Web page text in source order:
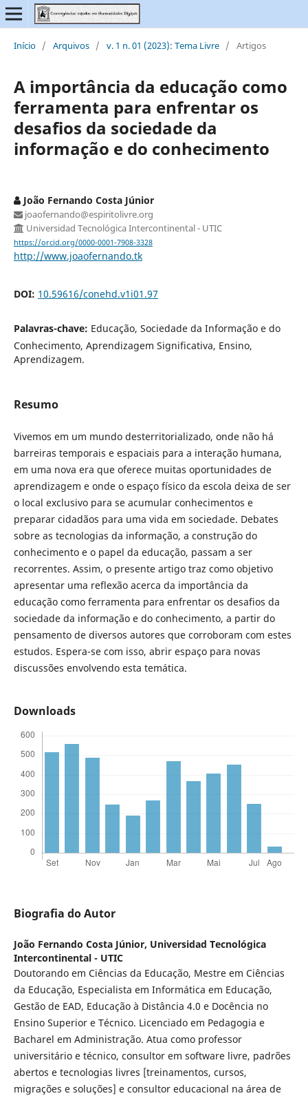
Início / Arquivos / v. 1 n. 01 (2023): Tema Livre / Artigos
A importância da educação como
ferramenta para enfrentar os
desafios da sociedade da
informação e do conhecimento
João Fernando Costa Júnior
joaofernando@espiritolivre.org
Universidad Tecnológica Intercontinental - UTIC
https://orcid.org/0000-0001-7908-3328
http://www.joaofernando.tk
DOI: 10.59616/conehd.v1i01.97
Palavras-chave: Educação, Sociedade da Informação e do
Conhecimento, Aprendizagem Significativa, Ensino,
Aprendizagem.
Resumo
Vivemos em um mundo desterritorializado, onde não há
barreiras temporais e espaciais para a interação humana,
em uma nova era que oferece muitas oportunidades de
aprendizagem e onde o espaço físico da escola deixa de ser
o local exclusivo para se acumular conhecimentos e
preparar cidadãos para uma vida em sociedade. Debates
sobre as tecnologias da informação, a construção do
conhecimento e o papel da educação, passam a ser
recorrentes. Assim, o presente artigo traz como objetivo
apresentar uma reflexão acerca da importância da
educação como ferramenta para enfrentar os desafios da
sociedade da informação e do conhecimento, a partir do
pensamento de diversos autores que corroboram com estes
estudos. Espera-se com isso, abrir espaço para novas
discussões envolvendo esta temática.
Downloads
Biografia do Autor
João Fernando Costa Júnior, Universidad Tecnológica
Intercontinental - UTIC
Doutorando em Ciências da Educação, Mestre em Ciências
da Educação, Especialista em Informática em Educação,
Gestão de EAD, Educação à Distância 4.0 e Docência no
Ensino Superior e Técnico. Licenciado em Pedagogia e
Bacharel em Administração. Atua como professor
universitário e técnico, consultor em software livre, padrões
abertos e tecnologias livres [treinamentos, cursos,
migrações e soluções] e consultor educacional na área de